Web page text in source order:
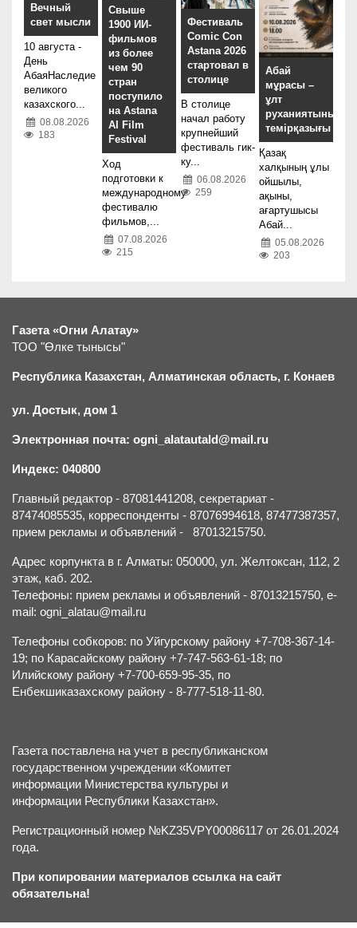
Вечный
свет мысли
10 августа -
День
АбаяНаследие
великого
казахского...
08.08.2026
183
Свыше
1900 ИИ-
фильмов
из более
чем 90
стран
поступило
на Astana
AI Film
Festival
Ход
подготовки к
международному
фестивалю
фильмов,...
07.08.2026
215
Фестиваль
Comic Con
Astana 2026
стартовал в
столице
В столице
начал работу
крупнейший
фестиваль гик-
ку...
06.08.2026
259
Абай
мұрасы –
ұлт
руханиятының
темірқазығы
Қазақ
халқының ұлы
ойшылы,
ақыны,
ағартушысы
Абай...
05.08.2026
203
Газета «Огни Алатау»
ТОО "Өлке тынысы"
Республика Казахстан, Алматинская область, г. Конаев
ул. Достык, дом 1
Электронная почта: ogni_alatautald@mail.ru
Индекс: 040800
Главный редактор - 87081441208, секретариат -
87474085535, корреспонденты - 87076994618, 87477387357,
прием рекламы и объявлений - 87013215750.
Адрес корпункта в г. Алматы: 050000, ул. Желтоксан, 112, 2
этаж, каб. 202.
Телефоны: прием рекламы и объявлений - 87013215750, e-
mail: ogni_alatau@mail.ru
Телефоны собкоров: по Уйгурскому району +7-708-367-14-
19; по Карасайскому району +7-747-563-61-18; по
Илийскому району +7-700-659-95-35, по
Енбекшиказахскому району - 8-777-518-11-80.
Газета поставлена на учет в республиканском
государственном учреждении «Комитет
информации Министерства культуры и
информации Республики Казахстан».
Регистрационный номер №KZ35VPY00086117 от 26.01.2024
года.
При копировании материалов ссылка на сайт
обязательна!